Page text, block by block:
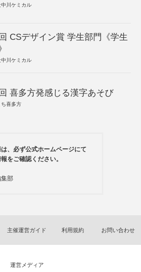
川ケミカル
CSデザイン賞 学生部門《学生
川ケミカル
喜多方発感じる漢字あそび
喜多方
、必ず公式ホームページにて
をご確認ください。
集部
主催運営ガイド 利用規約 お問い合わせ
運営メディア